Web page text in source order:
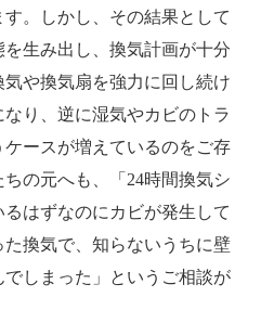
。しかし、その結果として
生み出し、換気計画が十分
や換気扇を強力に回し続け
り、逆に湿気やカビのトラ
ースが増えているのをご存
の元へも、「24時間換気シ
はずなのにカビが発生して
換気で、知らないうちに壁
しまった」というご相談が